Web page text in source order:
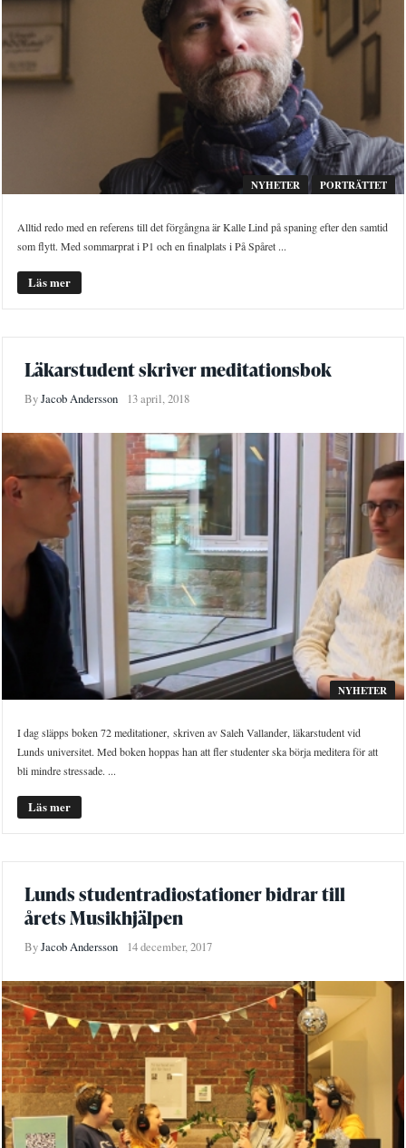
NYHETER PORTRÄTTET
Alltid redo med en referens till det förgångna är Kalle Lind på spaning efter den samtid
som flytt. Med sommarprat i P1 och en finalplats i På Spåret ...
Läs mer
Läkarstudent skriver meditationsbok
ByJacob Andersson 13 april, 2018
NYHETER
I dag släpps boken 72 meditationer, skriven av Saleh Vallander, läkarstudent vid
Lunds universitet. Med boken hoppas han att fler studenter ska börja meditera för att
bli mindre stressade. ...
Läs mer
Lunds studentradiostationer bidrar till
årets Musikhjälpen
ByJacob Andersson 14 december, 2017